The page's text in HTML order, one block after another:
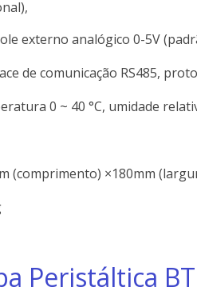
externo analógico 0-5V
de comunicação RS485,
0 ~ 40 °C, umidade
(comprimento) ×180mm
Peristáltica